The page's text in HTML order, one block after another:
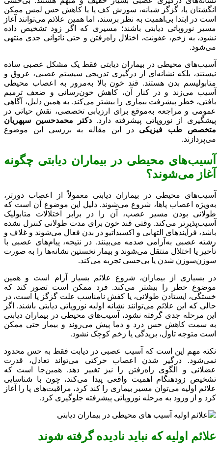
انگشتان پا، گزگز شبانه، سوزش کف پا یا کاهش حس لمس ممکن
است در ابتدا بی‌اهمیت به نظر برسند، اما همین علائم می‌توانند آغاز
مسیر نوروپاتی دیابتی باشند؛ مسیری که اگر زود تشخیص داده
نشود، به زخم، عفونت، اختلال راه‌رفتن و حتی ناتوانی جدی منتهی
می‌شود.
آسیب‌های محیطی در بیماران دیابتی فقط یک مشکل عصبی ساده
نیستند، بلکه نشانه‌ای از درگیری تدریجی سیستم عصبی، عروق و
متابولیسم بدن هستند. قند خون بالا به‌مرور به اعصاب محیطی
آسیب می‌زند و در کنار آن، کاهش خون‌رسانی و ضعف ترمیم
بافتی، خطر پیشرفت بیماری را بیشتر می‌کند. به همین دلیل، آگاهی
عمومی و مراجعه به‌موقع برای ارزیابی تخصصی، نقش حیاتی در
پیشگیری از نوروپاتی پیشرفته دارد.دکتر محمدحسین سپهریان
متخصص طب فیزیکی در این مقاله به بررسی این موضوع
می‌پردازند.
آسیب‌های محیطی در بیماران دیابتی چگونه
آغاز می‌شوند؟
آسیب‌های محیطی در بیماران دیابتی معمولاً از اعصاب دورتر،
به‌ویژه اعصاب پاها، شروع می‌شوند. دلیل این موضوع آن است که
طولانی بودن مسیر عصب، آن را در برابر اختلالات متابولیک
آسیب‌پذیرتر می‌کند. وقتی قند خون برای مدت طولانی کنترل نشده
باشد، فرآیندهای التهابی و اکسیداتیو در بدن فعال می‌شوند و غلاف و
رشته عصبی به‌آرامی صدمه می‌بینند. در نتیجه، پیام‌های عصبی با
تأخیر یا اختلال منتقل می‌شوند و بیمار نخستین نشانه‌ها را به صورت
سوزن‌سوزن شدن یا بی‌حسی تجربه می‌کند.
در بسیاری از بیماران، شروع علائم بسیار آرام است و همین
موضوع خطر را بیشتر می‌کند. فرد ممکن است تصور کند که
خستگی، ایستادن طولانی، یا کفش نامناسب علت گزگز پا است، در
حالی که این علائم می‌توانند نشانه اولیه نوروپاتی دیابتی باشند. اگر
این مرحله جدی گرفته نشود، آسیب‌های محیطی در بیماران دیابتی
به سمت کاهش حس درد و دما پیش می‌روند و بیمار حتی ممکن
است متوجه تاول، بریدگی یا زخم کوچک نشود.
نکته مهم این است که آسیب عصبی در دیابت فقط به حس محدود
نمی‌شود. درگیر شدن اعصاب حرکتی می‌تواند تعادل، قدرت
عضلانی و الگوی راه‌رفتن را نیز تغییر دهد. همین‌جا است که
تشخیص زودهنگام اهمیت واقعی پیدا می‌کند، چون با شناسایی
علائم اولیه می‌توان مسیر بیماری را کند کرد، مراقبت‌های پا را آغاز
کرد و از ورود به مرحله نوروپاتی پیشرفته جلوگیری کرد.
علائم اولیه که نباید نادیده گرفته شوند